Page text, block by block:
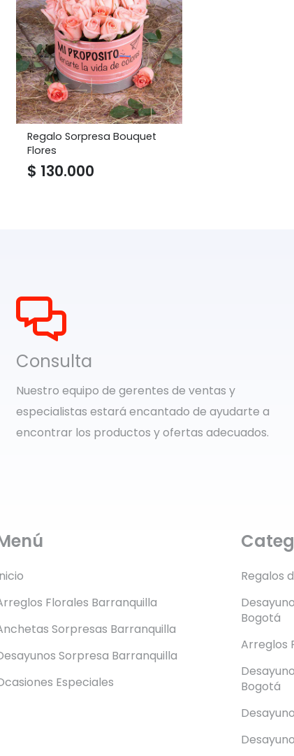
Regalo Sorpresa Bouquet
Flores
$ 130.000
Consulta
Nuestro equipo de gerentes de ventas y
especialistas estará encantado de ayudarte a
encontrar los productos y ofertas adecuados.
Florales Barranquilla
Sorpresas Barranquilla
Sorpresa Barranquilla
Especiales
Regalos
Bogotá
Arreglos
Bogotá